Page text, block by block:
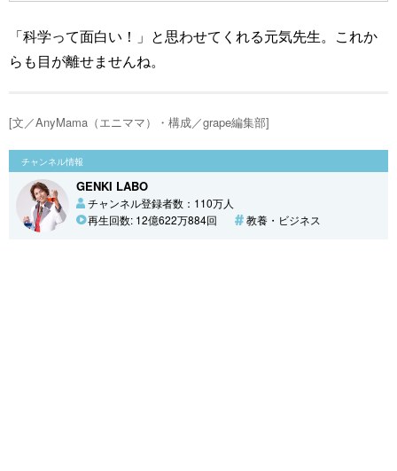
「科学って面白い！」と思わせてくれる元気先生。これか
らも目が離せませんね。
[文／AnyMama（エニママ）・構成／grape編集部]
チャンネル情報
GENKI LABO
チャンネル登録者数：110万人
再生回数: 12億622万884回
教養・ビジネス